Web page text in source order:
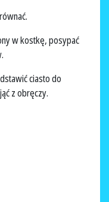
w kostkę, posypać
ciasto do
z obręczy.